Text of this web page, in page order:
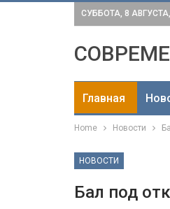
СУББОТА, 8
Главная
Home Новости
НОВОСТИ
Бал под